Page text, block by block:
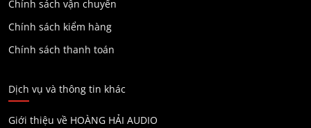
Chính sách vận chuyển
Chính sách kiểm hàng
Chính sách thanh toán
Dịch vụ và thông tin khác
Giới thiệu về HOÀNG HẢI AUDIO